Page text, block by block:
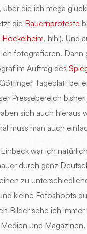
über die ich mega
die Bauernproteste
Höckelheim, hihi). Und
fotografieren. Dann
im Auftrag des
Tageblatt bei
Pressebereich bisher
sich auch hieraus
muss man auch
war ich
durch ganz
zu
kleine Fotoshoots
Bilder sehe ich immer
und Magazinen.